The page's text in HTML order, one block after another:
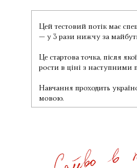
Цей тестовий потік має
— у 3 рази нижчу за
Це стартова точка, після
рости в ціні з наступними
Навчання проходить
мовою.